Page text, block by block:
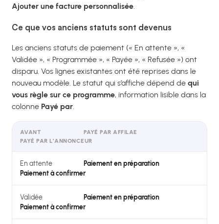
Ajouter une facture personnalisée.
Ce que vos anciens statuts sont devenus
Les anciens statuts de paiement (« En attente », «
Validée », « Programmée », « Payée », « Refusée ») ont
disparu. Vos lignes existantes ont été reprises dans le
nouveau modèle. Le statut qui s’affiche dépend de qui
vous règle sur ce programme, information lisible dans la
colonne Payé par
AVANT
PAYÉ PAR AFFILAE
PAYÉ PAR L’ANNONCEUR
En attente
Paiement en préparation
Paiement à confirmer
Validée
Paiement en préparation
Paiement à confirmer